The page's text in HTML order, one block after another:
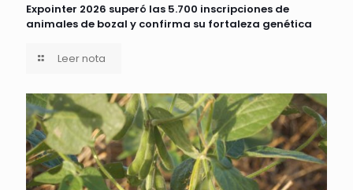
Expointer 2026 superó las 5.700 inscripciones de
animales de bozal y confirma su fortaleza genética
Leer nota